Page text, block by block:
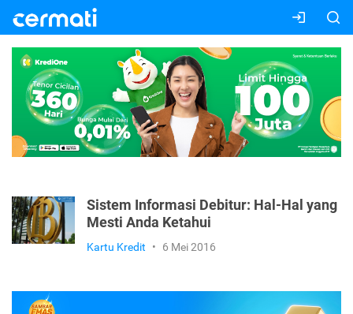
Sistem Informasi Debitur: Hal-Hal yang
Mesti Anda Ketahui
Kartu Kredit • 6 Mei 2016